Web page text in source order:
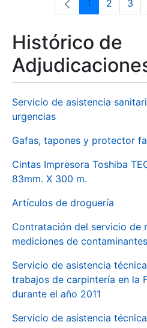
Página
1 Página
2 3
Histórico de
Servicio de asistencia
urgencias
Gafas, tapones y protector
Cintas Impresora Toshiba
83mm. X 300 m.
Artículos de droguería
Contratación del servicio de
mediciones de
Servicio de asistencia
trabajos de carpintería en la
durante el año 2011
Servicio de asistencia